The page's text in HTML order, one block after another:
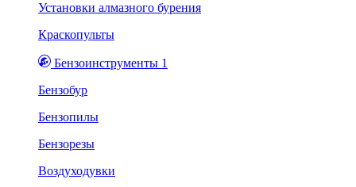
Установки алмазного бурения
Краскопульты
Бензоинструменты 1
Бензобур
Бензопилы
Бензорезы
Воздуходувки